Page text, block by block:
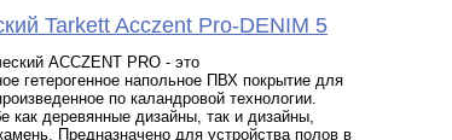
Tarkett Acczent Pro-DENIM 5
ACCZENT PRO - это
гетерогенное напольное ПВХ покрытие для
по каландровой технологии.
как деревянные дизайны, так и дизайны,
Предназначено для устройства полов в